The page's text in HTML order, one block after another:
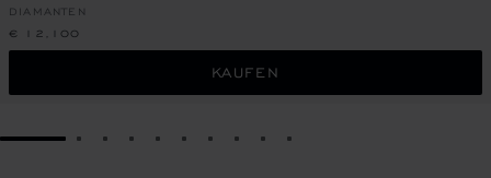
DIAMANTEN
€ 12,100
KAUFEN
GO TO SLIDE 1GO TO SLIDE 2
GO TO SLIDE 3
GO TO SLIDE 4
GO TO SLIDE 5
GO TO SLIDE 6
GO TO SLIDE 7
GO TO SLIDE 8
GO TO SLIDE 9
GO TO SLIDE 10